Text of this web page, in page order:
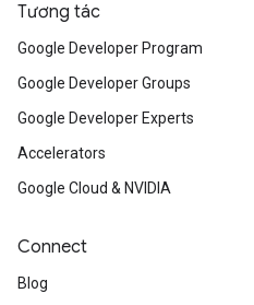
Tương tác
Google Developer Program
Google Developer Groups
Google Developer Experts
Accelerators
Google Cloud & NVIDIA
Connect
Blog